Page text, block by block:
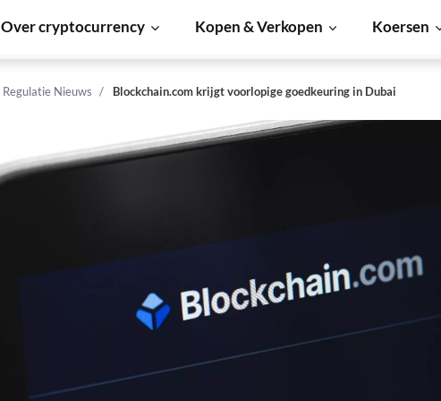
Over cryptocurrency Kopen & Verkopen Koersen
Regulatie Nieuws Blockchain.com krijgt voorlopige goedkeuring in Dubai